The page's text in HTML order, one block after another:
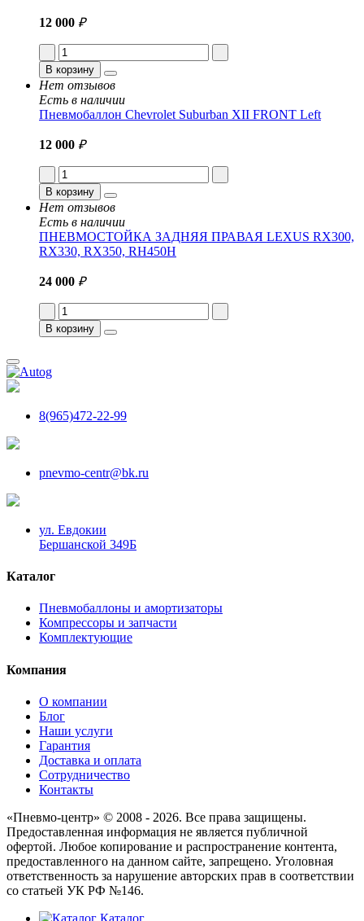
12 000 ₽
В корзину
Нет отзывов
Есть в наличии
Пневмобаллон Chevrolet Suburban XII FRONT Left
12 000 ₽
В корзину
Нет отзывов
Есть в наличии
ПНЕВМОСТОЙКА ЗАДНЯЯ ПРАВАЯ LEXUS RX300,
RX330, RX350, RH450H
24 000 ₽
В корзину
8(965)472-22-99
pnevmo-centr@bk.ru
ул. Евдокии
Бершанской 349Б
Каталог
Пневмобаллоны и амортизаторы
Компрессоры и запчасти
Комплектующие
Компания
О компании
Блог
Наши услуги
Гарантия
Доставка и оплата
Сотрудничество
Контакты
«Пневмо-центр» © 2008 - 2026. Все права защищены.
Предоставленная информация не является публичной
офертой. Любое копирование и распространение контента,
предоставленного на данном сайте, запрещено. Уголовная
ответственность за нарушение авторских прав в соответствии
со статьей УК РФ №146.
Каталог